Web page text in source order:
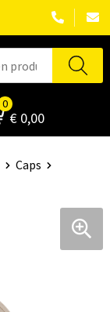
0
€ 0,00
Caps